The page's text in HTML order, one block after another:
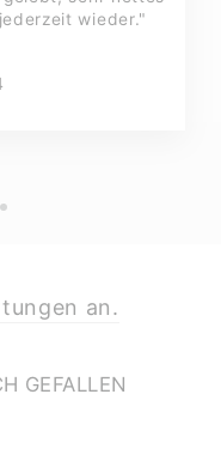
wieder."
an.
GEFALLEN